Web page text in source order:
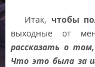
Итак, чтобы
выходные от
рассказать о
Что это была за